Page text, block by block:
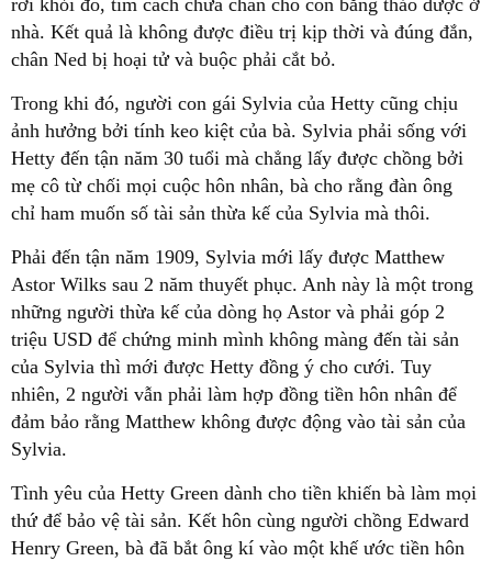
rời khỏi đó, tìm cách chữa chân cho con bằng thảo dược ở
nhà. Kết quả là không được điều trị kịp thời và đúng đắn,
chân Ned bị hoại tử và buộc phải cắt bỏ.
Trong khi đó, người con gái Sylvia của Hetty cũng chịu
ảnh hưởng bởi tính keo kiệt của bà. Sylvia phải sống với
Hetty đến tận năm 30 tuổi mà chẳng lấy được chồng bởi
mẹ cô từ chối mọi cuộc hôn nhân, bà cho rằng đàn ông
chỉ ham muốn số tài sản thừa kế của Sylvia mà thôi.
Phải đến tận năm 1909, Sylvia mới lấy được Matthew
Astor Wilks sau 2 năm thuyết phục. Anh này là một trong
những người thừa kế của dòng họ Astor và phải góp 2
triệu USD để chứng minh mình không màng đến tài sản
của Sylvia thì mới được Hetty đồng ý cho cưới. Tuy
nhiên, 2 người vẫn phải làm hợp đồng tiền hôn nhân để
đảm bảo rằng Matthew không được động vào tài sản của
Sylvia.
Tình yêu của Hetty Green dành cho tiền khiến bà làm mọi
thứ để bảo vệ tài sản. Kết hôn cùng người chồng Edward
Henry Green, bà đã bắt ông kí vào một khế ước tiền hôn